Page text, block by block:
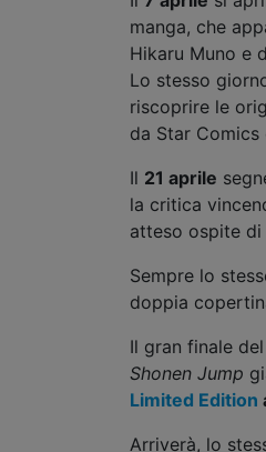
manga, che
Hikaru Muno e
Lo stesso
riscoprire le
da Star Comics
Il 21 aprile
la critica
atteso ospite di
Sempre lo
doppia
Il gran finale
Shonen Jump
Limited Edition
Arriverà, lo